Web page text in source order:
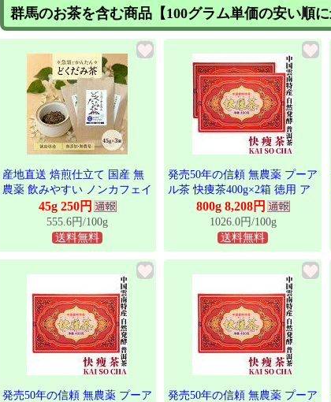
群馬のお茶を含む商品【100グラム単価の安い順に
産地直送 焙煎仕立て 国産 無
農薬 飲みやすい ノンカフェイ
ン茶 45g 粉末 乾燥どくだみ
徳島県産 静岡県産 群馬県産
どくだみ茶 水出し どくだみ健
康茶 国産100% 農薬不使用 ど
くだみ 無農薬茶 デトックス茶
温まる 温活 冷え対策 お茶 ギ
45g 250円
555.6円/100g
送料無料
発売50年の信頼 無農薬 プーア
ル茶 快痩茶400g×2箱 徳用 ア
ルカリ度64 東西物産株式会社
群馬県 雲南 黒茶 後発酵茶 プ
アール茶 プーアール茶 ティー
バッグ プーアル ぷーあるちゃ
美容茶 健康茶 お茶 年間限定
輸入 発売40年を超えるロング
セラー
800g 8,208円
1026.0円/100g
送料無料
発売50年の信頼 無農薬 プーア
発売50年の信頼 無農薬 プーア